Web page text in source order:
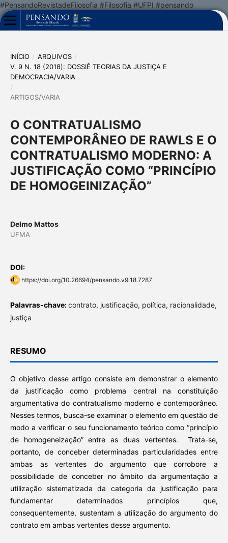
#PensandoRevistadeFilosofia #Filosofia #UFPI #pensando
INÍCIO / ARQUIVOS /
V. 9 N. 18 (2018): DOSSIÊ TEORIAS DA JUSTIÇA E
DEMOCRACIA/VARIA
/
ARTIGOS/VARIA
O CONTRATUALISMO
CONTEMPORÂNEO DE RAWLS E O
CONTRATUALISMO MODERNO: A
JUSTIFICAÇÃO COMO “PRINCÍPIO
DE HOMOGEINIZAÇÃO”
Delmo Mattos
UFMA
DOI:
https://doi.org/10.26694/pensando.v9i18.7287
Palavras-chave:contrato, justificação, política, racionalidade,
justiça
RESUMO
O objetivo desse artigo consiste em demonstrar o elemento
da justificação como problema central na constituição
argumentativa do contratualismo moderno e contemporâneo.
Nesses termos, busca-se examinar o elemento em questão de
modo a verificar o seu funcionamento teórico como “princípio
de homogeneização” entre as duas vertentes. Trata-se,
portanto, de conceber determinadas particularidades entre
ambas as vertentes do argumento que corrobore a
possibilidade de conceber no âmbito da argumentação a
utilização sistematizada da categoria da justificação para
fundamentar determinados princípios que,
consequentemente, sustentam a utilização do argumento do
contrato em ambas vertentes desse argumento.